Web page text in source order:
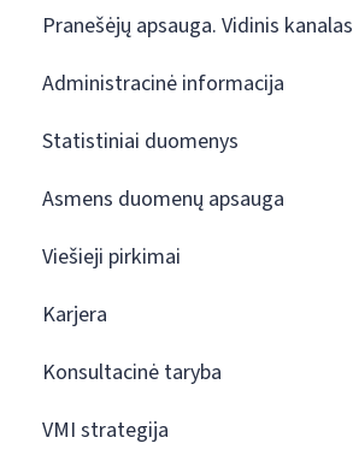
Pranešėjų apsauga. Vidinis kanalas
Administracinė informacija
Statistiniai duomenys
Asmens duomenų apsauga
Viešieji pirkimai
Karjera
Konsultacinė taryba
VMI strategija